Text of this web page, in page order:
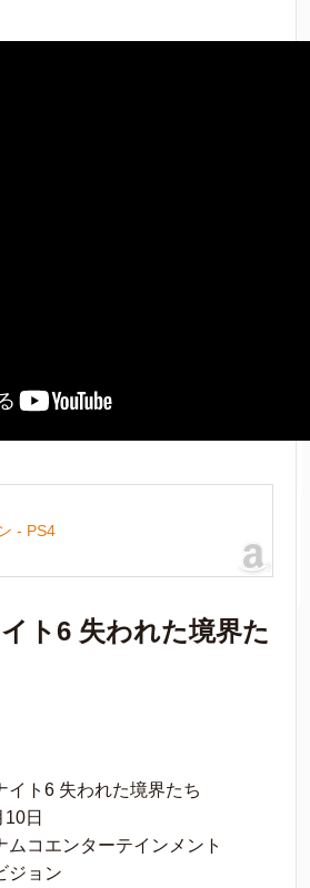
- PS4
ト6 失われた境界た
イト6 失われた境界たち
日
ムコエンターテインメント
ジョン